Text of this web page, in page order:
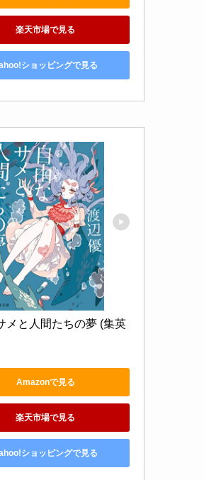
楽天市場で見る
ショッピングで見る
メと人間たちの夢 (集英
Amazonで見る
楽天市場で見る
ショッピングで見る